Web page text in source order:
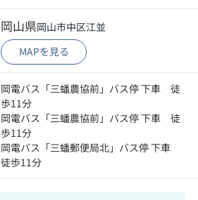
岡山県岡山市中区江並
MAPを見る
岡電バス「三蟠農協前」バス停 下車 徒
歩11分
岡電バス「三蟠農協前」バス停 下車 徒
歩11分
岡電バス「三蟠郵便局北」バス停 下車
徒歩11分